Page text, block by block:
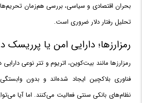
بحران اقتصادی و سیاسی، بررسی هم‌زمان
تحلیل رفتار دلار ضروری است.
رمزارزها؛ دارایی امن یا پرریسک
رمزارزها مانند بیت‌کوین، اتریوم و تتر نوعی
فناوری بلاکچین ایجاد شده‌اند و بدون
نظام‌های بانکی سنتی فعالیت می‌کنند. اما آیا